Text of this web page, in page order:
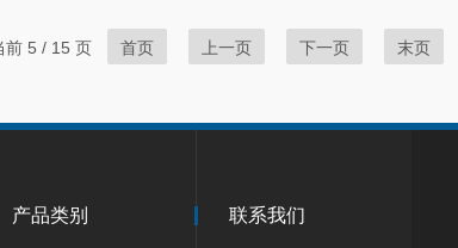
前 5 / 15 页 首页 上一页 下一页 末页
产品类别 联系我们